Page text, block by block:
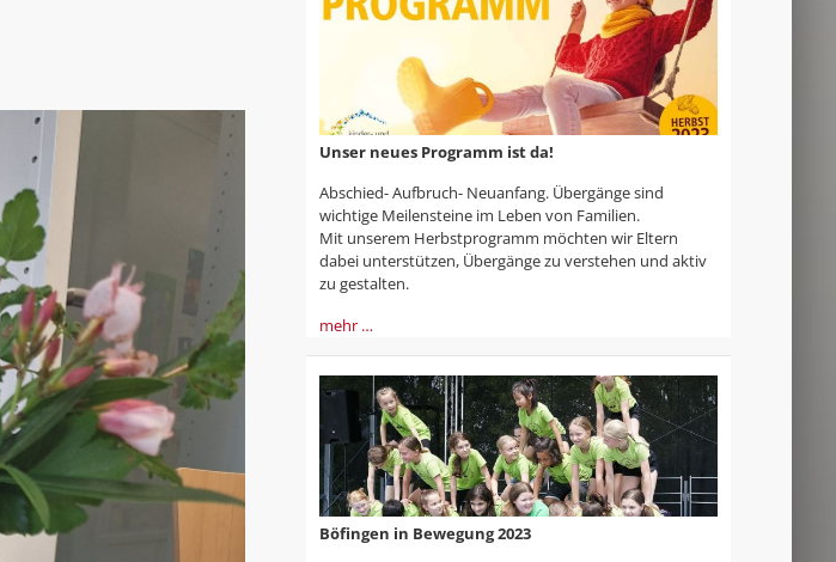
AK Internet
AK Unterwegs in Böfingen
Unser neues Programm ist da!
Abschied- Aufbruch- Neuanfang. Übergänge sind
wichtige Meilensteine im Leben von Familien.
Mit unserem Herbstprogramm möchten wir Eltern
dabei unterstützen, Übergänge zu verstehen und aktiv
zu gestalten.
mehr …
Böfingen in Bewegung 2023